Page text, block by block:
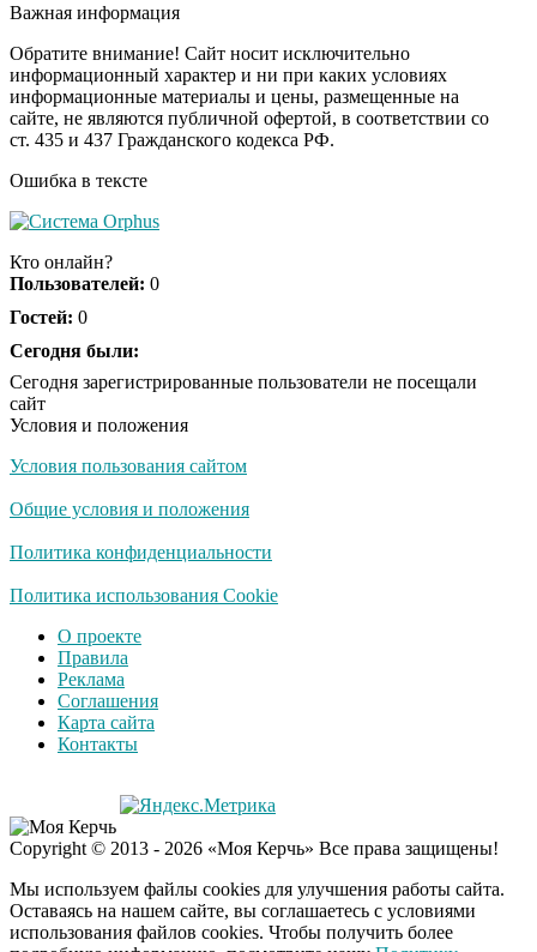
смеяться вы будете
долго
i
Королева вагона
отожгла! Видео не
оставит равнодушным
США — Южной
Patriot и THAAD»
Экс-бойфренд дочери
из-за макарон
Важная информация
Обратите внимание! Сайт носит исключительно
информационный характер и ни при каких условиях
информационные материалы и цены, размещенные на
сайте, не являются публичной офертой, в соответствии со
ст. 435 и 437 Гражданского кодекса РФ.
Ошибка в тексте
Кто онлайн?
Пользователей: 0
Гостей: 0
Сегодня были:
Сегодня зарегистрированные пользователи не посещали
сайт
Условия и положения
Условия пользования сайтом
Общие условия и положения
Политика конфиденциальности
Политика использования Cookie
О проекте
Правила
Реклама
Соглашения
Карта сайта
Контакты
Copyright © 2013 - 2026 «Моя Керчь» Все права защищены!
Мы используем файлы cookies для улучшения работы сайта.
Оставаясь на нашем сайте, вы соглашаетесь с условиями
использования файлов cookies. Чтобы получить более